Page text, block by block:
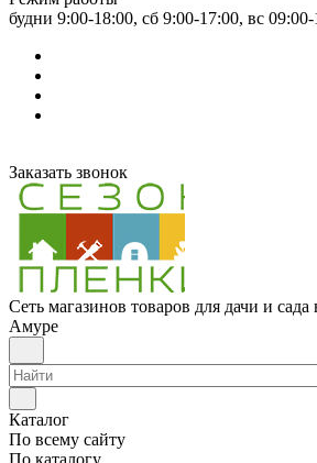
будни 9:00-18:00, сб 9:00-17:00, вс
Заказать звонок
Сеть магазинов товаров для дачи и
Амуре
Каталог
По всему сайту
По каталогу